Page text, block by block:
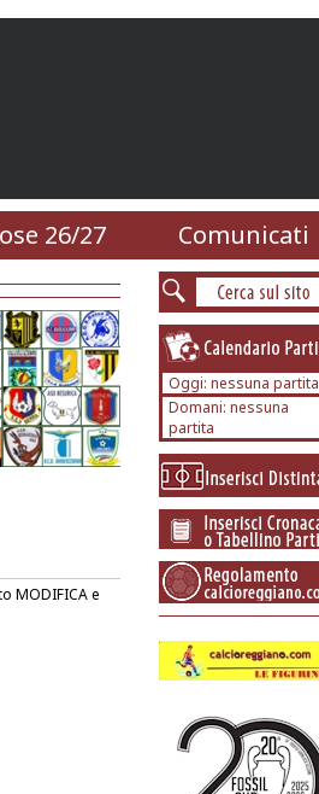
26/27 Comunicati
MODIFICA e
Oggi: nessuna partita
Domani: nessuna
partita